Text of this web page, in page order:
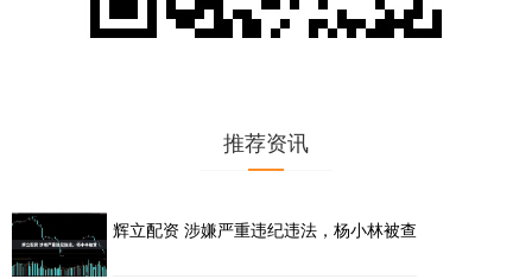
推荐资讯
辉立配资 涉嫌严重违纪违法，杨小林被查